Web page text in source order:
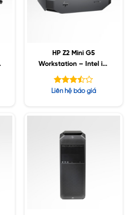
HP Z2 Mini G5
Workstation – Intel i7-
10700 / 64GB / 256GB
SSD / 500GB HDD /
Nvidia T1000 4GB
Được
3.44
Liên hệ báo giá